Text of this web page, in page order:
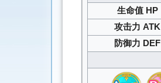
生命值 HP
攻击力 ATK
防御力 DEF